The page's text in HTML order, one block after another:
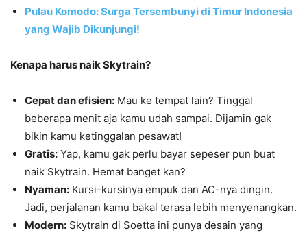
Pulau Komodo: Surga Tersembunyi di Timur Indonesia
yang Wajib Dikunjungi!
Kenapa harus naik Skytrain?
Cepat dan efisien: Mau ke tempat lain? Tinggal
beberapa menit aja kamu udah sampai. Dijamin gak
bikin kamu ketinggalan pesawat!
Gratis: Yap, kamu gak perlu bayar sepeser pun buat
naik Skytrain. Hemat banget kan?
Nyaman: Kursi-kursinya empuk dan AC-nya dingin.
Jadi, perjalanan kamu bakal terasa lebih menyenangkan.
Modern: Skytrain di Soetta ini punya desain yang